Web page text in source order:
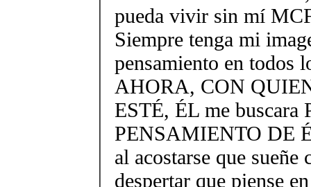
pueda vivir sin mí
Siempre tenga mi
pensamiento en todos
AHORA, CON
ESTÉ, ÉL me buscara
PENSAMIENTO DE
al acostarse que sueñe
despertar que piense